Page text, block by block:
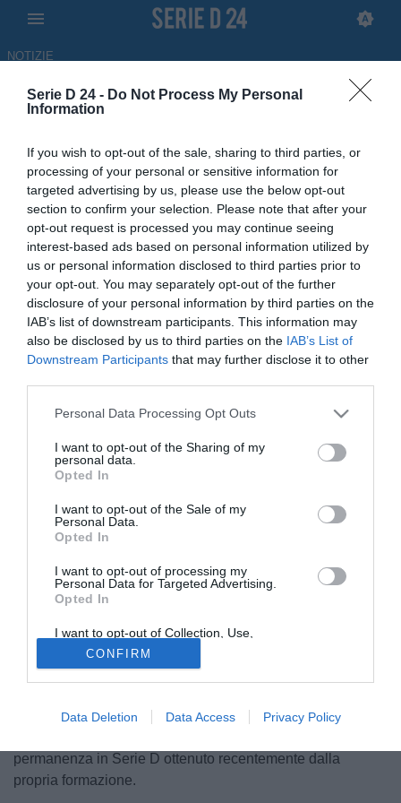
Serie D 24 - Do Not Process My Personal
Information
If you wish to opt-out of the sale, sharing to third parties, or
processing of your personal or sensitive information for
targeted advertising by us, please use the below opt-out
section to confirm your selection. Please note that after your
opt-out request is processed you may continue seeing
interest-based ads based on personal information utilized by
us or personal information disclosed to third parties prior to
your opt-out. You may separately opt-out of the further
disclosure of your personal information by third parties on the
IAB’s list of downstream participants. This information may
also be disclosed by us to third parties on the IAB’s List of
Downstream Participants that may further disclose it to other
Personal Data Processing Opt Outs
I want to opt-out of the Sharing of my
personal data.
Opted In
I want to opt-out of the Sale of my
Personal Data.
Opted In
I want to opt-out of processing my
Personal Data for Targeted Advertising.
Opted In
I want to opt-out of Collection, Use,
Retention, Sale, and/or Sharing of my
Personal Data that Is Unrelated with the
Purposes for which it was collected.
Opted Out
CONFIRM
Data Deletion Data Access Privacy Policy
NOTIZIE
Como in Champions, l'ironia
social dell'Oltrepò: "Bella
l'Europa, ma vuoi mettere la
salvezza in Serie D?"
25.05.2026 10:00 di Redazione
L'Oltrepò festeggia la salvezza in Serie D ironizzando sui social sul
Como in Champions League e proponendo un'amichevole estiva.
La storica qualificazione in Champions League del Como,
conquistata aritmeticamente ieri dopo il successo sul
campo della Cremonese allo stadio Zini, sta facendo il giro
del web, scatenando anche le reazioni ironiche del mondo
dei dilettanti. Tra queste, spicca il simpatico post
lombardo ha infatti colto l'occasione della storica impresa
permanenza in Serie D ottenuto recentemente dalla
propria formazione.